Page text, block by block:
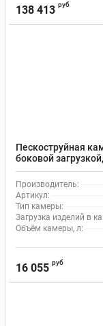
138 413 руб
Пескоструйная
боковой
670х390х370 мм
Производитель:
Артикул:
Тип камеры:
Загрузка изделий в
Объём камеры, л:
16 055 руб